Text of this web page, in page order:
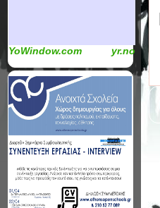
YoWindow.com yr.no